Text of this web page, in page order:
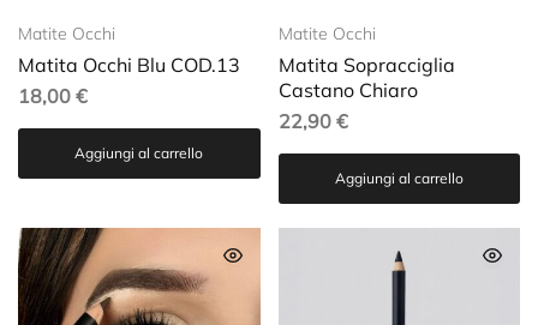
Matite Occhi
Matita Occhi Blu COD.13
18,00 €
Aggiungi al carrello
Matite Occhi
Matita Sopracciglia
Castano Chiaro
22,90 €
Aggiungi al carrello